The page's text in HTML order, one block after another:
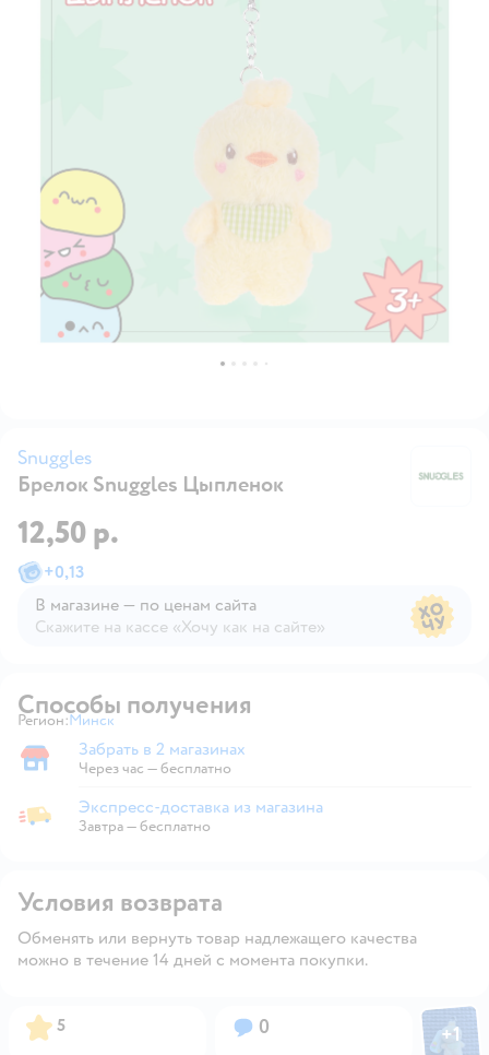
Snuggles
Брелок Snuggles Цыпленок
12,50 р.
+0,13
В магазине — по ценам сайта
Скажите на кассе «Хочу как на сайте»
Способы получения
Регион: Выбор адреса доставки.
Минск
Забрать в магазине
Забрать в 2 магазинах
Через час — бесплатно
Экспресс-доставка из магазина
Экспресс-доставка из магазина
Завтра—бесплатно
Условия возврата
Обменять или вернуть товар надлежащего качества
можно в течение 14 дней с момента покупки.
Рейтинг:
5 Вопросов:
0 Фото
+1